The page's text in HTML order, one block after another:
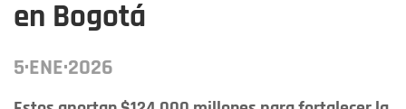
en Bogotá
5·ENE·2026